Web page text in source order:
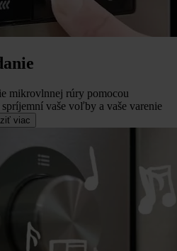
mikrovlnnej rúry pomocou
vaše voľby a vaše varenie
viac